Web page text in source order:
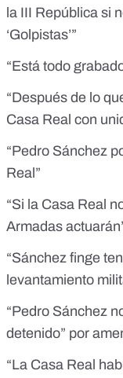
la III República si
‘Golpistas’”
“Está todo
“Después de lo
Casa Real con
“Pedro Sánchez
Real”
“Si la Casa Real
Armadas
“Sánchez finge
levantamiento
“Pedro Sánchez
detenido” por
“La Casa Real